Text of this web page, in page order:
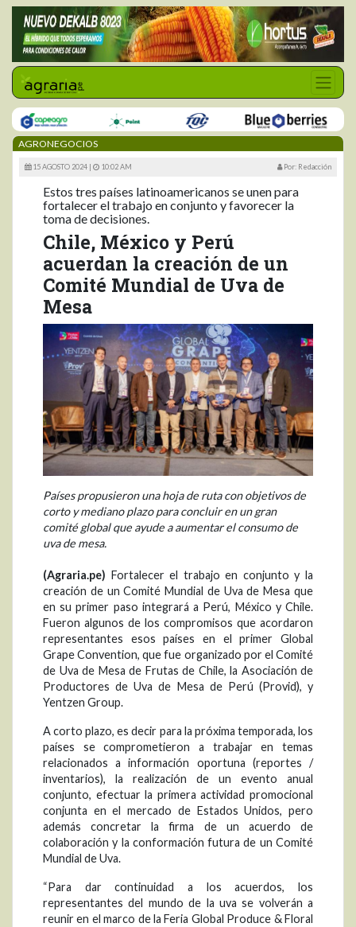
AGRONEGOCIOS
15 AGOSTO 2024 | 10:02 AM Por: Redacción
Estos tres países latinoamericanos se unen para
fortalecer el trabajo en conjunto y favorecer la
toma de decisiones.
Chile, México y Perú
acuerdan la creación de un
Comité Mundial de Uva de
Mesa
Países propusieron una hoja de ruta con objetivos de
corto y mediano plazo para concluir en un gran
comité global que ayude a aumentar el consumo de
uva de mesa.
(Agraria.pe) Fortalecer el trabajo en conjunto y la
creación de un Comité Mundial de Uva de Mesa que
en su primer paso integrará a Perú, México y Chile.
Fueron algunos de los compromisos que acordaron
representantes esos países en el primer Global
Grape Convention, que fue organizado por el Comité
de Uva de Mesa de Frutas de Chile, la Asociación de
Productores de Uva de Mesa de Perú (Provid), y
Yentzen Group.
A corto plazo, es decir para la próxima temporada, los
países se comprometieron a trabajar en temas
relacionados a información oportuna (reportes /
inventarios), la realización de un evento anual
conjunto, efectuar la primera actividad promocional
conjunta en el mercado de Estados Unidos, pero
además concretar la firma de un acuerdo de
colaboración y la conformación futura de un Comité
Mundial de Uva.
“Para dar continuidad a los acuerdos, los
representantes del mundo de la uva se volverán a
reunir en el marco de la Feria Global Produce & Floral